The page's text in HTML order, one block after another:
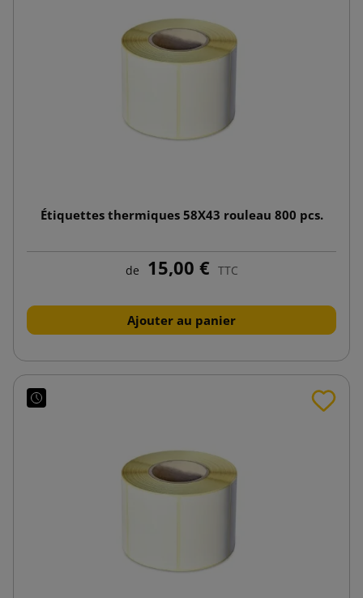
Étiquettes thermiques 58X43 rouleau 800 pcs.
de 15,00 € TTC
Ajouter au panier